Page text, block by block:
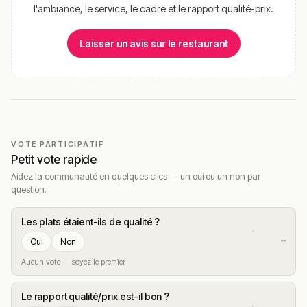
– crème fraîche,
fromage, lardons fumés et oignons frais, la version
classique à 10,50 €.
frais et oignons, 11,50 €.
Panini poulet curry
tomate cerise, servi à 5,50 €.
Résumé des commentaires
Le sentiment général est très largement positif, avec un
volume d’avis important accumulé depuis l’ouverture et
une constance remarquée d’une visite à l’autre.
La qualité de la pâte revient en premier : « Vraiment très
bonne pizza. Bravo au chef, ne changez rien », résume
l'ambiance, le service, le cadre et le rapport qualité-prix.
Laisser un avis sur le restaurant
VOTE PARTICIPATIF
Petit vote rapide
Aidez la communauté en quelques clics — un oui ou un non par
question.
Les plats étaient-ils de qualité ?
Oui Non
Aucun vote — soyez le premier
—
Le rapport qualité/prix est-il bon ?